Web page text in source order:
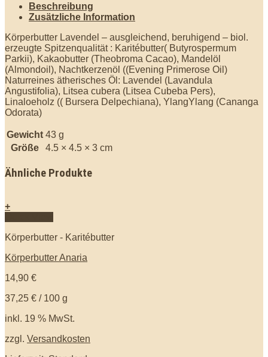
Beschreibung
Zusätzliche Information
Körperbutter Lavendel – ausgleichend, beruhigend – biol.
erzeugte Spitzenqualität : Karitébutter( Butyrospermum
Parkii), Kakaobutter (Theobroma Cacao), Mandelöl
(Almondoil), Nachtkerzenöl ((Evening Primerose Oil)
Naturreines ätherisches Öl: Lavendel (Lavandula
Angustifolia), Litsea cubera (Litsea Cubeba Pers),
Linaloeholz (( Bursera Delpechiana), YlangYlang (Cananga
Odorata)
Gewicht 43 g
Größe
4.5 × 4.5 × 3 cm
Ähnliche Produkte
+
Körperbutter - Karitébutter
Körperbutter Anaria
14,90 €
37,25 € / 100 g
inkl. 19 % MwSt.
zzgl. Versandkosten